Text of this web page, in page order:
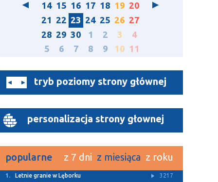
14 15 16 17 18 19 20
21 22 23 24 25 26 27
28 29 30 1 2 3
4
5
6 7 8 9 10 11
tryb poziomy strony głównej
personalizacja strony głownej
popularne z 7 dni z miesiąca z roku
1. Letnie granie w Lęborku
3217